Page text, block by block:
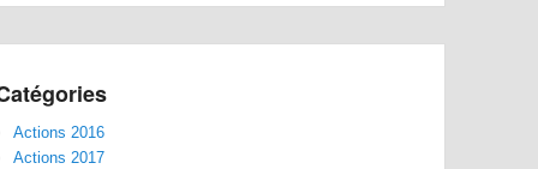
Actions 2016
Actions 2017